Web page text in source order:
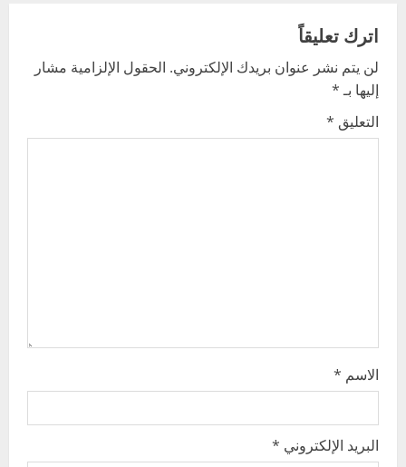
v
i
g
اترك تعليقاً
لن يتم نشر عنوان بريدك الإلكتروني. الحقول الإلزامية مشار
إليها بـ*
التعليق *
الاسم *
البريد الإلكتروني *